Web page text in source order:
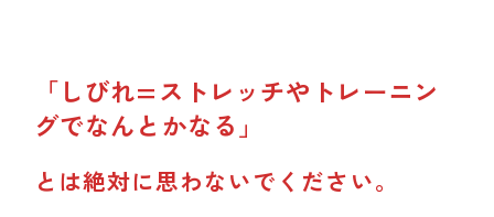
「しびれ=ストレッチやトレーニン
グでなんとかなる」
とは絶対に思わないでください。